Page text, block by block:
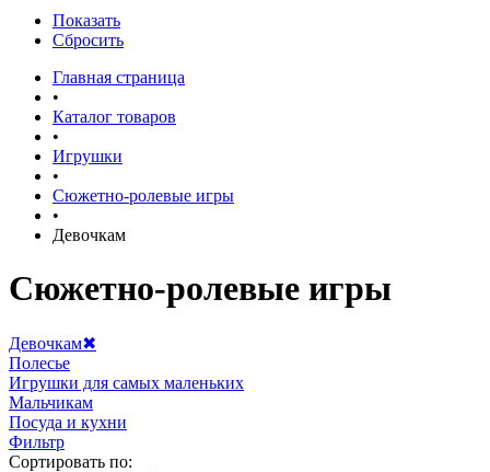
Показать
Сбросить
Главная страница
•
Каталог товаров
•
Игрушки
•
Сюжетно-ролевые игры
•
Девочкам
Сюжетно-ролевые игры
Девочкам✖
Полесье
Игрушки для самых маленьких
Мальчикам
Посуда и кухни
Фильтр
Сортировать по: